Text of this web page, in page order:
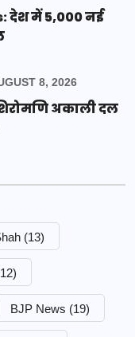
देश में 5,000 नई
8, 2026
अकाली दल
(13)
BJP News (19)